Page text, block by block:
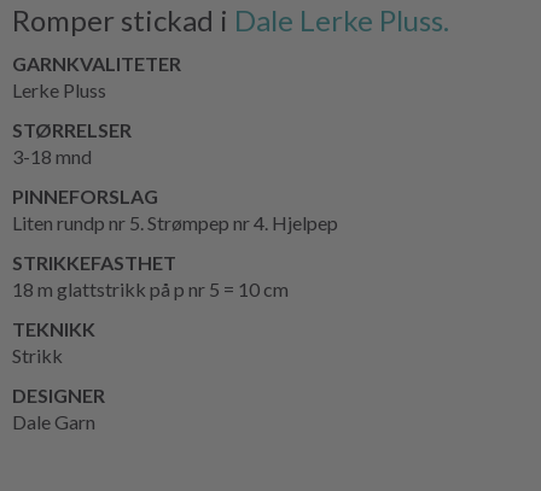
Romper stickad i Dale Lerke Pluss.
GARNKVALITETER
Lerke Pluss
STØRRELSER
3-18 mnd
PINNEFORSLAG
Liten rundp nr 5. Strømpep nr 4. Hjelpep
STRIKKEFASTHET
18 m glattstrikk på p nr 5 = 10 cm
TEKNIKK
Strikk
DESIGNER
Dale Garn